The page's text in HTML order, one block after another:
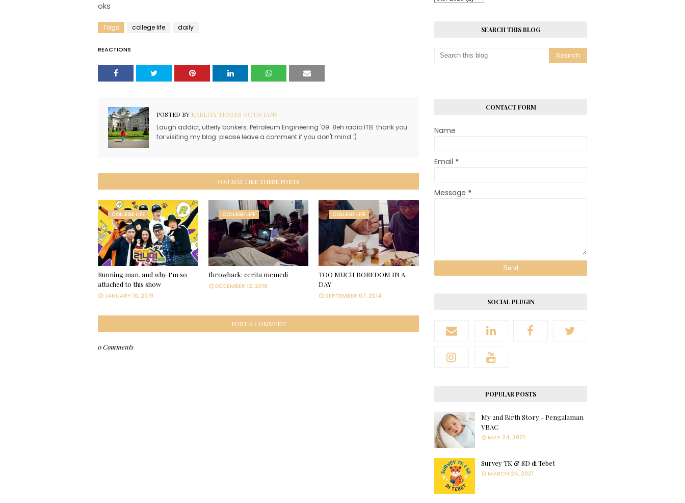
oks
Tags college life daily
REACTIONS
POSTED BY KARLITA THREES OCTAVIANY
Laugh addict, utterly bonkers. Petroleum Engineering '09. 8eh radio ITB. thank you
for visiting my blog. please leave a comment if you don't mind :)
YOU MAY LIKE THESE POSTS
COLLEGE LIFE
Running man, and why I'm so
attached to this show
JANUARY 10, 2019
COLLEGE LIFE
throwback: cerita memedi
DECEMBER 12, 2018
COLLEGE LIFE
TOO MUCH BOREDOM IN A
DAY
SEPTEMBER 07, 2014
POST A COMMENT
0 Comments
SEARCH THIS BLOG
CONTACT FORM
Name
Email *
Message *
SOCIAL PLUGIN
POPULAR POSTS
My 2nd Birth Story - Pengalaman
VBAC
MAY 24, 2021
Survey TK & SD di Tebet
MARCH 24, 2021